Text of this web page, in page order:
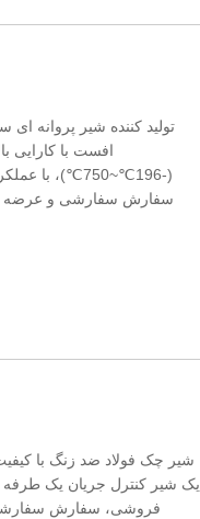
افست با کارایی
(-196℃~750℃)،
سفارش سفارشی و عرضه
یک شیر کنترل جریان یک طرفه
فروشی، سفارش